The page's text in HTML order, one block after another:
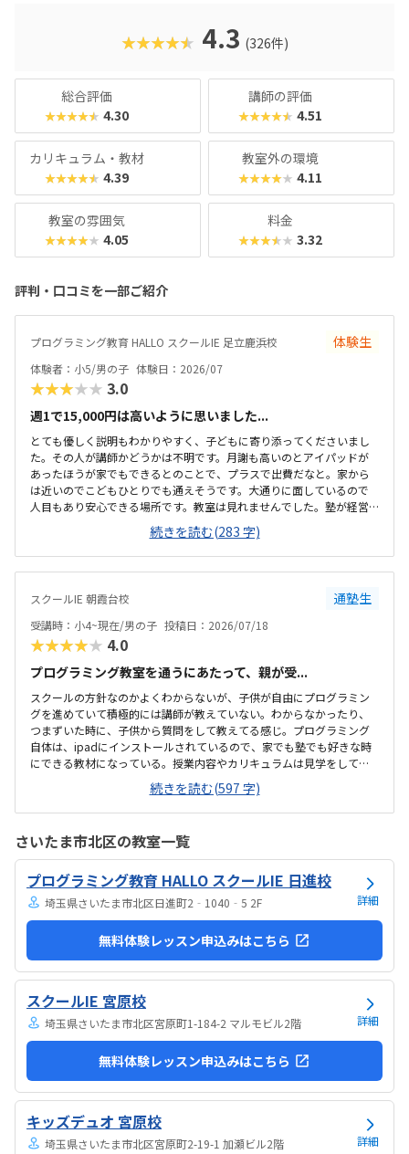
名。学習計画や講師とのマッチングに使われるそうで、「教
材はいいけど、先生との相性が……」なんてトラブルも極力
くの教室に足を運んでみてくださいね。
★★★★★ 4.3 (326件)
総合評価
★★★★★ 4.30
講師の評価
★★★★★ 4.51
カリキュラム・教材
★★★★★ 4.39
教室外の環境
★★★★★ 4.11
教室の雰囲気
★★★★★ 4.05
料金
★★★★★ 3.32
評判・口コミを一部ご紹介
プログラミング教育 HALLO スクールIE 足立鹿浜校 体験生
体験者：小5/男の子 体験日：2026/07
★★★★★ 3.0
週1で15,000円は高いように思いました...
とても優しく説明もわかりやすく、子どもに寄り添ってくださいまし
た。その人が講師かどうかは不明です。月謝も高いのとアイパッドが
あったほうが家でもできるとのことで、プラスで出費だなと。家から
は近いのでこどもひとりでも通えそうです。大通りに面しているので
人目もあり安心できる場所です。教室は見れませんでした。塾が経営
しているとのことで塾の方の教室は少し覗けました。建物自体が古い
感じでした。週1で15,000円は高いように思いました。もう少し回数を
増やしてもらうか、下げてもらえると助かります。説明してくれた方
はとても説明がわかりやすく、こどもに寄り添ってくださいました。
続きを読む(283 字)
スクールIE 朝霞台校 通塾生
受講時：小4~現在/男の子 投稿日：2026/07/18
★★★★★ 4.0
プログラミング教室を通うにあたって、親が受...
スクールの方針なのかよくわからないが、子供が自由にプログラミン
グを進めていて積極的には講師が教えていない。わからなかったり、
つまずいた時に、子供から質問をして教えてる感じ。プログラミング
自体は、ipadにインストールされているので、家でも塾でも好きな時
にできる教材になっている。授業内容やカリキュラムは見学をしてい
ないので子供の話だが、積極的に講師が教えていないみたい。月1回は
プログラミングで作ったものを発表すると聞いていたが、実施してな
いみたい。駅からは徒歩ですぐ来れる距離で、一本道だから迷うこと
は路上駐車になります。駐輪スペースはあるので子供一人でも近い人
なら行けると思います。奥の方まで覗いたことはないので詳しくはわ
からないが、入り口や教室の内装は奇麗だと思います。気軽に入りや
すい感じがします。ひとそれぞれになってしまい...
続きを読む(597 字)
さいたま市北区の教室一覧
プログラミング教育 HALLO スクールIE 日進校
埼玉県さいたま市北区日進町2‐1040‐5 2F 詳細
無料体験レッスン申込みはこちら
スクールIE 宮原校
埼玉県さいたま市北区宮原町1-184-2 マルモビル2階 詳細
無料体験レッスン申込みはこちら
キッズデュオ 宮原校
埼玉県さいたま市北区宮原町2-19-1 加瀬ビル2階 詳細